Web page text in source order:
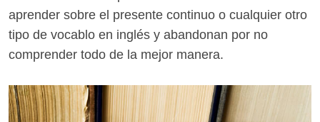
aprender sobre el presente continuo o cualquier otro
tipo de vocablo en inglés y abandonan por no
comprender todo de la mejor manera.